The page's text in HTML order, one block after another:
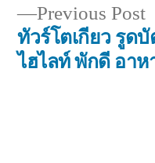
Previous Post
ทัวร์โตเกียว รูด
ไฮไลท์ พักดี อา